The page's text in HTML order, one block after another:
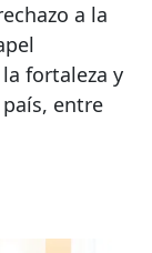
a la
fortaleza y
entre